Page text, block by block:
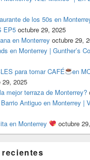
de los 50s en
EP5 octubre 29, 2025
en Monterrey octubre 29,
en Monterrey | Gunther’s
para tomar CAFÉ
en
29, 2025
mejor terraza de Monterrey?
Antiguo en Monterrey |
en Monterrey
octubre